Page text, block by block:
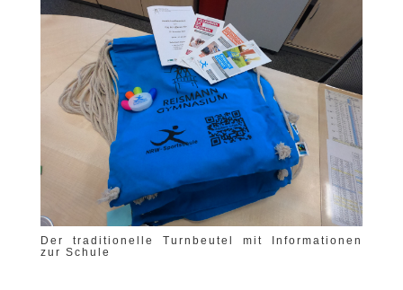
Der traditionelle Turnbeutel mit Informationen
zur Schule